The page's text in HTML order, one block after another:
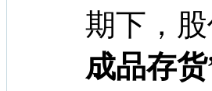
期下，
成品存